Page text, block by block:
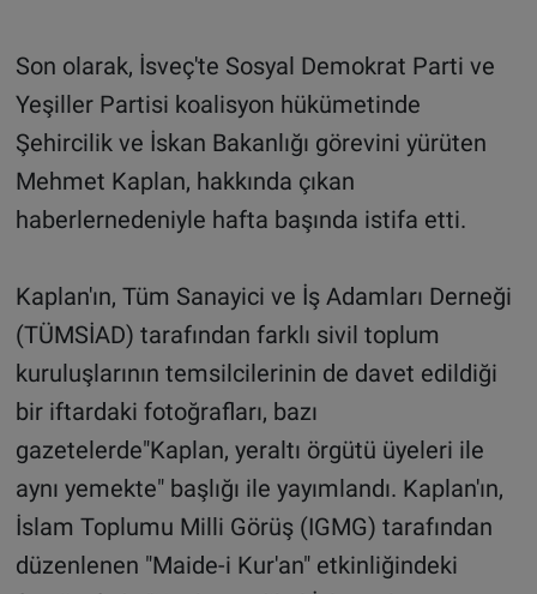
Son olarak, İsveç'te Sosyal Demokrat Parti ve
Yeşiller Partisi koalisyon hükümetinde
Şehircilik ve İskan Bakanlığı görevini yürüten
Mehmet Kaplan, hakkında çıkan
haberlernedeniyle hafta başında istifa etti.
Kaplan'ın, Tüm Sanayici ve İş Adamları Derneği
(TÜMSİAD) tarafından farklı sivil toplum
kuruluşlarının temsilcilerinin de davet edildiği
bir iftardaki fotoğrafları, bazı
gazetelerde"Kaplan, yeraltı örgütü üyeleri ile
aynı yemekte" başlığı ile yayımlandı. Kaplan'ın,
İslam Toplumu Milli Görüş (IGMG) tarafından
düzenlenen "Maide-i Kur'an" etkinliğindeki